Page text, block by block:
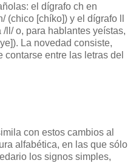
el dígrafo ch en
(chico [chíko]) y el dígrafo ll
ll/ o, para hablantes yeístas,
La novedad consiste,
entre las letras del
con estos cambios al
alfabética, en las que sólo
los signos simples,